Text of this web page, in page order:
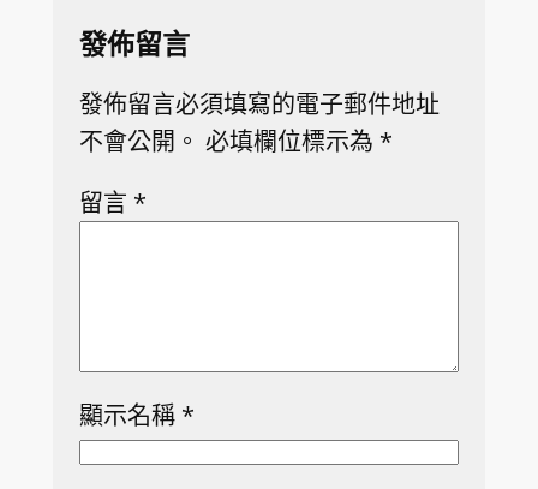
發佈留言
發佈留言必須填寫的電子郵件地址
不會公開。 必填欄位標示為 *
留言 *
顯示名稱 *